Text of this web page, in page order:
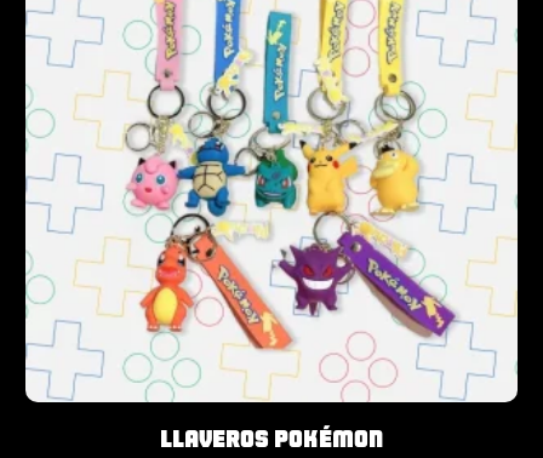
Llaveros Pokémon